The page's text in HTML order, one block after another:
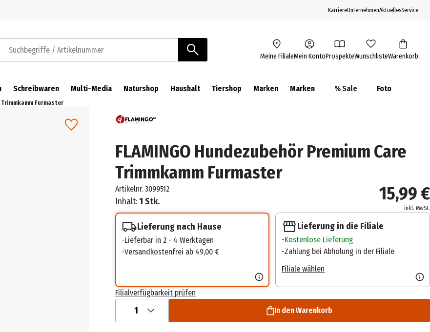
KarriereUnternehmenAktuellesService
Suchbegriffe / Artikelnummer Meine FilialeMein KontoProspekteWunschlisteWarenkorb
Schreibwaren Multi-Media Naturshop Haushalt Tiershop Marken Marken % Sale Foto
Trimmkamm Furmaster
FLAMINGO Hundezubehör Premium Care
Trimmkamm Furmaster
Artikelnr. 3099512
Inhalt:1 Stk. 15,99 €
inkl. MwSt.
Lieferung nach Hause
Lieferbar in 2 - 4 Werktagen
Versandkostenfrei ab 49,00 €
Lieferung in die Filiale
Kostenlose Lieferung
Zahlung bei Abholung in der Filiale
Filiale wählen
Filialverfügbarkeit prüfen
1 In den Warenkorb